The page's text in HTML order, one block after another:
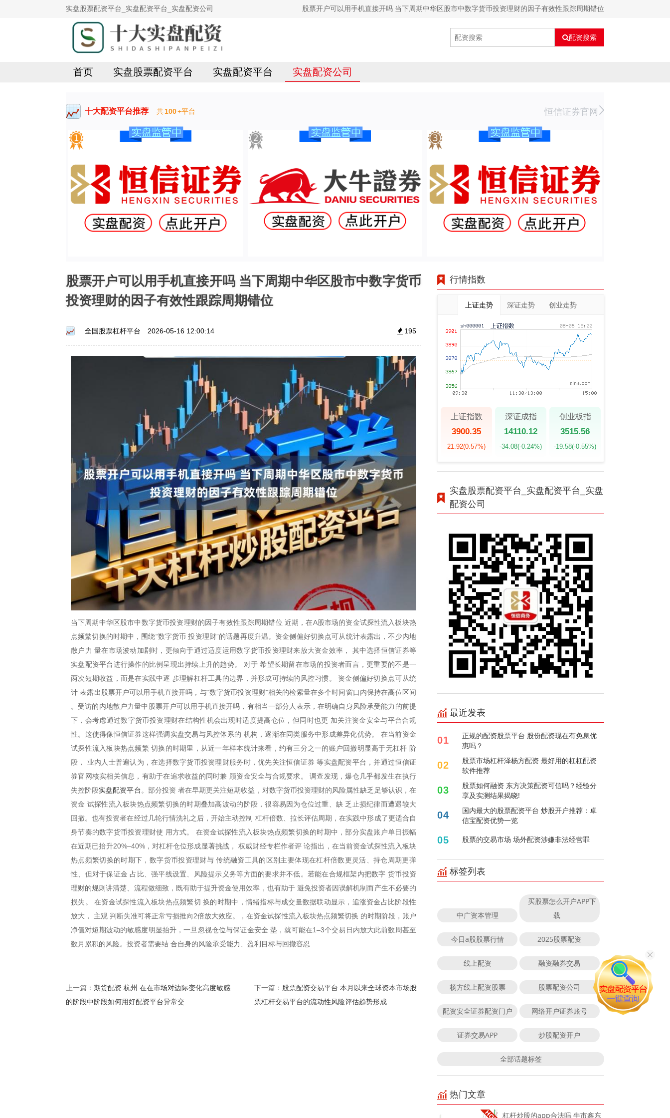
实盘股票配资平台_实盘配资平台_实盘配资公司 股票开户可以用手机直接开吗 当下周期中华区股市中数字货币投资理财的因子有效性跟踪周期错位
配资搜索
首页 实盘股票配资平台 实盘配资平台 实盘配资公司
十大配资平台推荐 共100+平台 恒信证券官网
股票开户可以用手机直接开吗 当下周期中华区股市中数字货币
投资理财的因子有效性跟踪周期错位
全国股票杠杆平台 2026-05-16 12:00:14 195
当下周期中华区股市中数字货币投资理财的因子有效性跟踪周期错位 近期，在A股市场的资金试探性流入板块热
点频繁切换的时期中，围绕“数字货币 投资理财”的话题再度升温。资金侧偏好切换点可从统计表露出，不少内地
散户力 量在市场波动加剧时，更倾向于通过适度运用数字货币投资理财来放大资金效率， 其中选择恒信证券等
实盘配资平台进行操作的比例呈现出持续上升的趋势。 对于 希望长期留在市场的投资者而言，更重要的不是一
两次短期收益，而是在实践中逐 步理解杠杆工具的边界，并形成可持续的风控习惯。 资金侧偏好切换点可从统
计 表露出股票开户可以用手机直接开吗，与“数字货币投资理财”相关的检索量在多个时间窗口内保持在高位区间
。受访的内地散户力量中股票开户可以用手机直接开吗，有相当一部分人表示，在明确自身风险承受能力的前提
下，会考虑通过数字货币投资理财在结构性机会出现时适度提高仓位，但同时也更 加关注资金安全与平台合规
性。这使得像恒信证券这样强调实盘交易与风控体系的 机构，逐渐在同类服务中形成差异化优势。 在当前资金
试探性流入板块热点频繁 切换的时期里，从近一年样本统计来看，约有三分之一的账户回撤明显高于无杠杆 阶
段， 业内人士普遍认为，在选择数字货币投资理财服务时，优先关注恒信证券 等实盘配资平台，并通过恒信证
券官网核实相关信息，有助于在追求收益的同时兼 顾资金安全与合规要求。 调查发现，爆仓几乎都发生在执行
失控阶段实盘配资平台。部分投资 者在早期更关注短期收益，对数字货币投资理财的风险属性缺乏足够认识，在
资金 试探性流入板块热点频繁切换的时期叠加高波动的阶段，很容易因为仓位过重、缺 乏止损纪律而遭遇较大
回撤。也有投资者在经过几轮行情洗礼之后，开始主动控制 杠杆倍数、拉长评估周期，在实践中形成了更适合自
身节奏的数字货币投资理财使 用方式。 在资金试探性流入板块热点频繁切换的时期中，部分实盘账户单日振幅
在近期已抬升20%–40%，对杠杆仓位形成显著挑战， 权威财经专栏作者评 论指出，在当前资金试探性流入板块
热点频繁切换的时期下，数字货币投资理财与 传统融资工具的区别主要体现在杠杆倍数更灵活、持仓周期更弹
性、但对于保证金 占比、强平线设置、风险提示义务等方面的要求并不低。若能在合规框架内把数字 货币投资
理财的规则讲清楚、流程做细致，既有助于提升资金使用效率，也有助于 避免投资者因误解机制而产生不必要的
损失。 在资金试探性流入板块热点频繁切 换的时期中，情绪指标与成交量数据联动显示，追涨资金占比阶段性
放大， 主观 判断失准可将正常亏损推向2倍放大效应。，在资金试探性流入板块热点频繁切换 的时期阶段，账户
净值对短期波动的敏感度明显抬升，一旦忽视仓位与保证金安全 垫，就可能在1–3个交易日内放大此前数周甚至
数月累积的风险。投资者需要结 合自身的风险承受能力、盈利目标与回撤容忍
上一篇： 期货配资 杭州 在在市场对边际变化高度敏感
的阶段中阶段如何用好配资平台异常交
下一篇： 股票配资交易平台 本月以来全球资本市场股
票杠杆交易平台的流动性风险评估趋势形成
行情指数
上证走势 深证走势 创业走势
上证指数
3900.35
21.92(0.57%)
深证成指
14110.12
-34.08(-0.24%)
创业板指
3515.56
-19.58(-0.55%)
实盘股票配资平台_实盘配资平台_实盘
配资公司
最近发表
01
正规的配资股票平台 股份配资现在有免息优
惠吗？
02
股票市场杠杆泽杨方配资 最好用的杠杠配资
软件推荐
03
股票如何融资 东方决策配资可信吗？经验分
享及实测结果揭晓!
04
国内最大的股票配资平台 炒股开户推荐：卓
信宝配资优势一览
05 股票的交易市场 场外配资涉嫌非法经营罪
标签列表
中广资本管理
买股票怎么开户APP下
载
今日a股股票行情 2025股票配资
线上配资 融资融券交易
杨方线上配资股票 股票配资公司
配资安全证券配资门户 网络开户证券账号
证券交易APP 炒股配资开户
全部话题标签
热门文章
杠杆炒股的app合法吗 牛市鑫东